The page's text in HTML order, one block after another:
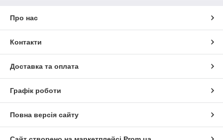
Про нас
Контакти
Доставка та оплата
Графік роботи
Повна версія сайту